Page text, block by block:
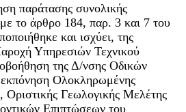
παράτασης συνολικής
το άρθρο 184, παρ. 3 και 7 του
και ισχύει, της
Υπηρεσιών Τεχνικού
της Δ/νσης Οδικών
Ολοκληρωμένης
Οριστικής Γεωλογικής Μελέτης
Επιπτώσεων του